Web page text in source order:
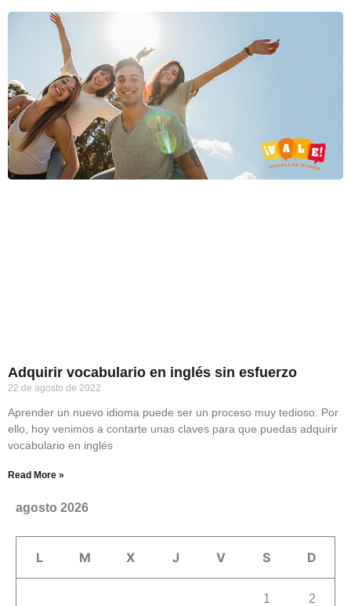
Adquirir vocabulario en inglés sin esfuerzo
22 de agosto de 2022
Aprender un nuevo idioma puede ser un proceso muy tedioso. Por
ello, hoy venimos a contarte unas claves para que puedas adquirir
vocabulario en inglés
Read More »
agosto 2026
L M X J V S D
1 2